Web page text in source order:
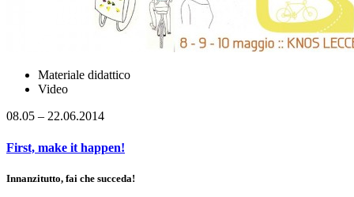
Materiale didattico
Video
08.05 – 22.06.2014
First, make it happen!
Innanzitutto, fai che succeda!